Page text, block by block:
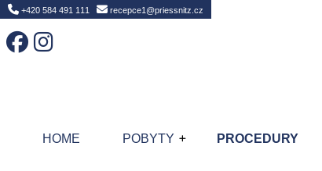
Home+420 584 491 111 recepce1@priessnitz.cz
HOME POBYTY PROCEDURY